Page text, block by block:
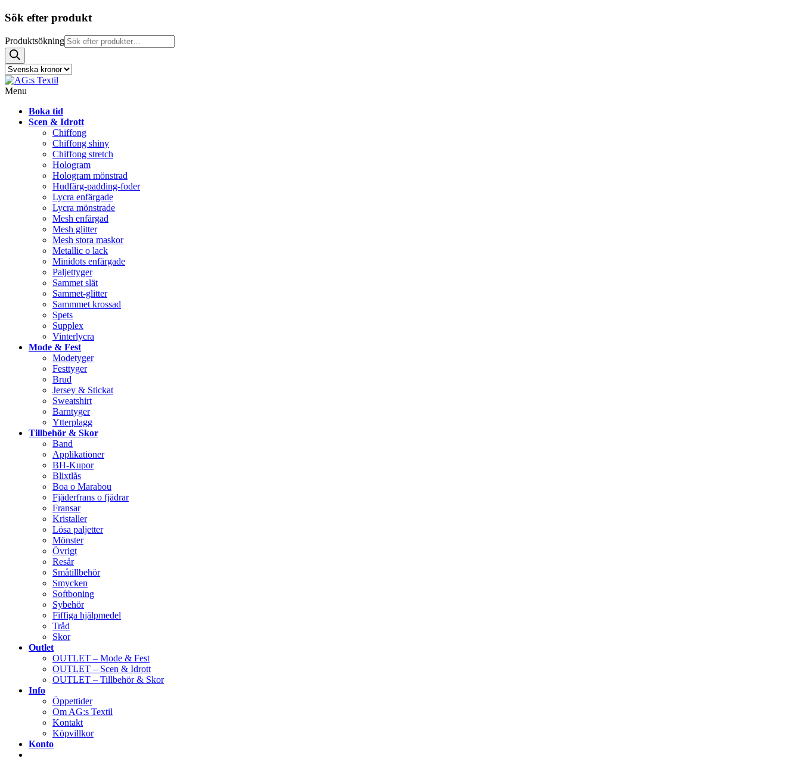
Sök efter produkt
Produktsökning
Menu
Boka tid
Scen & Idrott
Chiffong
Chiffong shiny
Chiffong stretch
Hologram
Hologram mönstrad
Hudfärg-padding-foder
Lycra enfärgade
Lycra mönstrade
Mesh enfärgad
Mesh glitter
Mesh stora maskor
Metallic o lack
Minidots enfärgade
Paljettyger
Sammet slät
Sammet-glitter
Sammmet krossad
Spets
Supplex
Vinterlycra
Mode & Fest
Modetyger
Festtyger
Brud
Jersey & Stickat
Sweatshirt
Barntyger
Ytterplagg
Tillbehör & Skor
Band
Applikationer
BH-Kupor
Blixtlås
Boa o Marabou
Fjäderfrans o fjädrar
Fransar
Kristaller
Lösa paljetter
Mönster
Övrigt
Resår
Småtillbehör
Smycken
Softboning
Sybehör
Fiffiga hjälpmedel
Tråd
Skor
Outlet
OUTLET – Mode & Fest
OUTLET – Scen & Idrott
OUTLET – Tillbehör & Skor
Info
Öppettider
Om AG:s Textil
Kontakt
Köpvillkor
Konto